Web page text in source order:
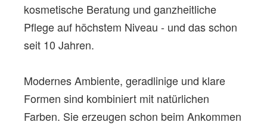
kosmetische Beratung und ganzheitliche
Pflege auf höchstem Niveau - und das schon
seit 10 Jahren.
Modernes Ambiente, geradlinige und klare
Formen sind kombiniert mit natürlichen
Farben. Sie erzeugen schon beim Ankommen